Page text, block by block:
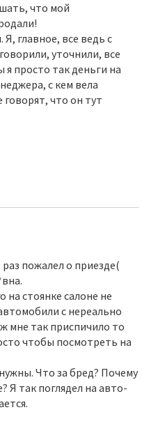
что мой
главное, все ведь с
уточнили, все
я просто так деньги на
с кем вела
что он тут
пожалел о приезде(
на стоянке салоне не
с нереально
мне так приспичило то
чтобы посмотреть на
Что за бред? Почему
Я так поглядел на авто-